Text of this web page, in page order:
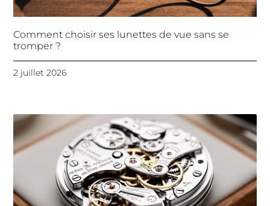
Comment choisir ses lunettes de vue sans se
tromper ?
2 juillet 2026